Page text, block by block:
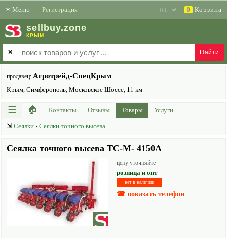
✶ Меню Регистрация 0 Корзина
sell buy.zone
КРЫМ
✕
продавец: Агротрейд-СпецКрым
Крым, Симферополь, Московское Шоссе, 11 км
☰ 🏠 Контакты Отзывы Товары Услуги
⇲ Сеялки › Сеялки точного высева
Сеялка точного высева ТС-М- 4150A
цену уточняйте
розница и опт
нет в наличии
☎ показать телефон